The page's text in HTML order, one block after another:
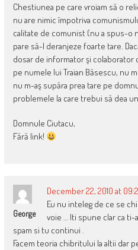
Chestiunea pe care vroiam să o
nu are nimic împotriva
calitate de comunist (nu a spus-o
pare să-l deranjeze foarte tare.
dosar de informator şi colaborator
pe numele lui Traian Băsescu, nu
nu m-aş supăra prea tare pe
problemele la care trebui să dea
Domnule Ciutacu,
Fără link!
George
December 22, 2010 at
Eu nu inteleg de ce se
voie … Iti spune clar ca
spam si tu continui .
Facem teoria chibritului la altii dar